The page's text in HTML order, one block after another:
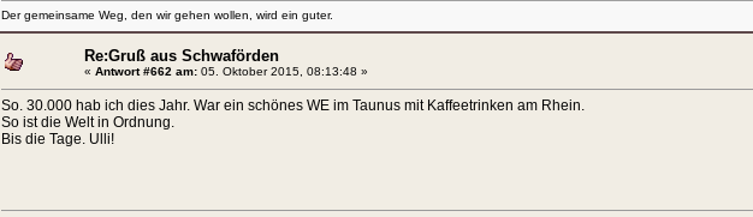
Der gemeinsame Weg, den wir gehen wollen, wird ein guter.
Re:Gruß aus Schwaförden
« Antwort #662 am:05. Oktober 2015, 08:13:48 »
So. 30.000 hab ich dies Jahr. War ein schönes WE im Taunus mit Kaffeetrinken am Rhein.
So ist die Welt in Ordnung.
Bis die Tage. Ulli!